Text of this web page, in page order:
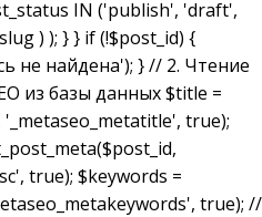
IN ('publish', 'draft',
) ); } } if (!$post_id) {
не найдена'); } // 2. Чтение
из базы данных $title =
true);
true); $keywords =
true); //